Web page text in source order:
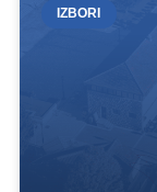
IZBORI